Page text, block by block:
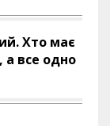
Хто має
а все одно